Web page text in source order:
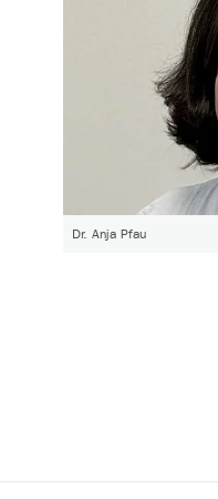
Dr. Anja Pfau